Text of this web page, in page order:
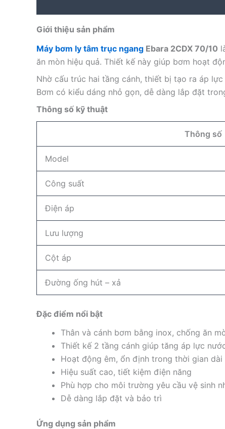
Giới thiệu sản phẩm
Máy bơm ly tâm trục ngang Ebara 2CDX 70/10
ăn mòn hiệu quả. Thiết kế này giúp bơm hoạt
Nhờ cấu trúc hai tầng cánh, thiết bị tạo ra áp
Bơm có kiểu dáng nhỏ gọn, dễ dàng lắp đặt
Thông số kỹ thuật
Thông số
Model
Công suất
Điện áp
Lưu lượng
Cột áp
Đường ống hút – xả
Đặc điểm nổi bật
Thân và cánh bơm bằng inox, chống ăn
Thiết kế 2 tầng cánh giúp tăng áp lực
Hoạt động êm, ổn định trong thời gian dài
Hiệu suất cao, tiết kiệm điện năng
Phù hợp cho môi trường yêu cầu vệ sinh
Dễ dàng lắp đặt và bảo trì
Ứng dụng sản phẩm